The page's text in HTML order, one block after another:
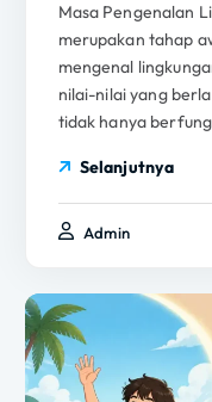
Masa Pengenalan
merupakan tahap
mengenal
nilai-nilai yang
tidak hanya
Selanjutnya
Admin